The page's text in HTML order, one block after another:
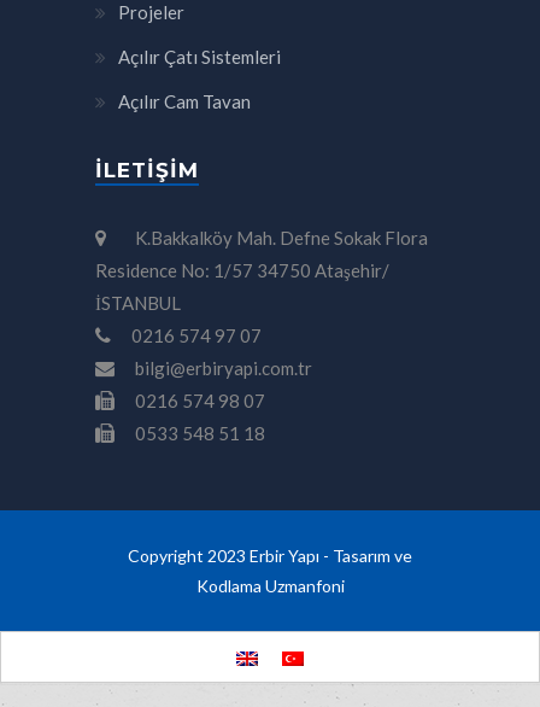
Projeler
Açılır Çatı Sistemleri
Açılır Cam Tavan
İLETIŞIM
K.Bakkalköy Mah. Defne Sokak Flora
Residence No: 1/57 34750 Ataşehir/
İSTANBUL
0216 574 97 07
bilgi@erbiryapi.com.tr
0216 574 98 07
0533 548 51 18
Copyright 2023 Erbir Yapı - Tasarım ve
Kodlama Uzmanfoni